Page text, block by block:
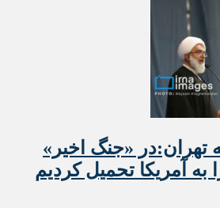
«جنگ اخیر»
آمریکا تحمیل کردیم